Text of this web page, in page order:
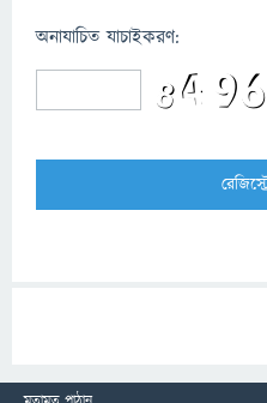
অনাযাচিত যাচাইকরণ: